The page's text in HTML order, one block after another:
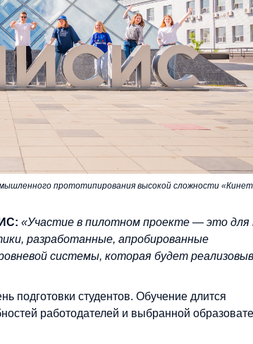
прототипирования высокой сложности
«Участие в пилотном проекте — это для
разработанные, апробированные
системы, которая будет
подготовки студентов. Обучение длится
работодателей и выбранной